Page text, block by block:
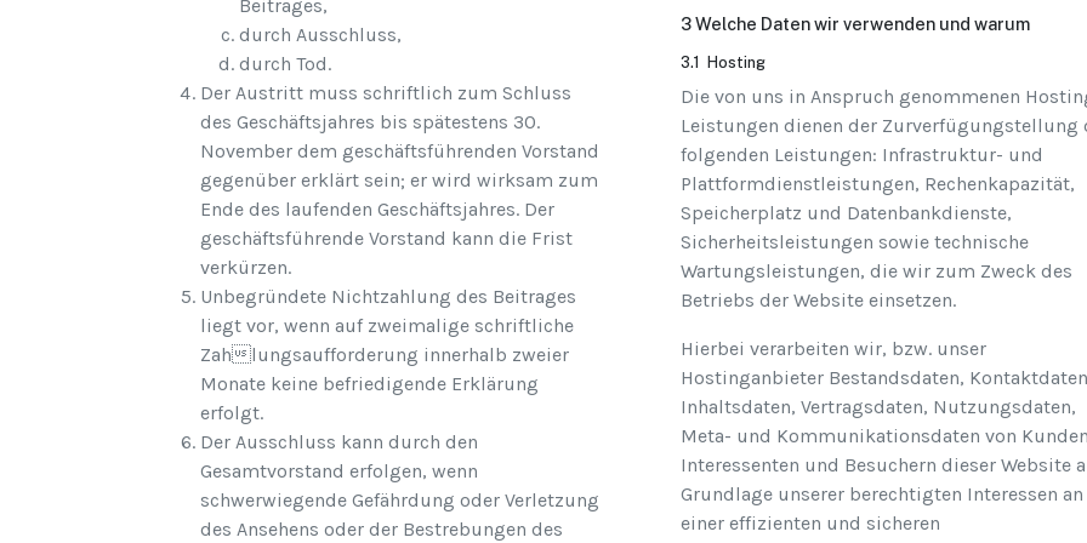
Beitrages,
durch Ausschluss,
durch Tod.
Der Austritt muss schriftlich zum Schluss
des Geschäftsjahres bis spätestens 30.
November dem geschäftsführenden Vorstand
gegenüber erklärt sein; er wird wirksam zum
Ende des laufenden Geschäftsjahres. Der
geschäftsführende Vorstand kann die Frist
verkürzen.
Unbegründete Nichtzahlung des Beitrages
liegt vor, wenn auf zweimalige schriftliche
Zahlungsaufforderung innerhalb zweier
Monate keine befriedigende Erklärung
erfolgt.
Der Ausschluss kann durch den
Gesamtvorstand erfolgen, wenn
schwerwiegende Gefährdung oder Verletzung
des Ansehens oder der Bestrebungen des
3 Welche Daten wir verwenden und warum
3.1 Hosting
Die von uns in Anspruch genommenen
Leistungen dienen der Zurverfügungstellung
folgenden Leistungen: Infrastruktur- und
Plattformdienstleistungen, Rechenkapazität,
Speicherplatz und Datenbankdienste,
Sicherheitsleistungen sowie technische
Wartungsleistungen, die wir zum Zweck des
Betriebs der Website einsetzen.
Hierbei verarbeiten wir, bzw. unser
Hostinganbieter Bestandsdaten,
Inhaltsdaten, Vertragsdaten, Nutzungsdaten,
Meta- und Kommunikationsdaten von
Interessenten und Besuchern dieser Website
Grundlage unserer berechtigten Interessen an
einer effizienten und sicheren